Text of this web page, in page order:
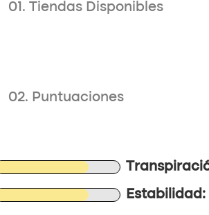
01. Tiendas Disponibles
02. Puntuaciones
Estabilidad: